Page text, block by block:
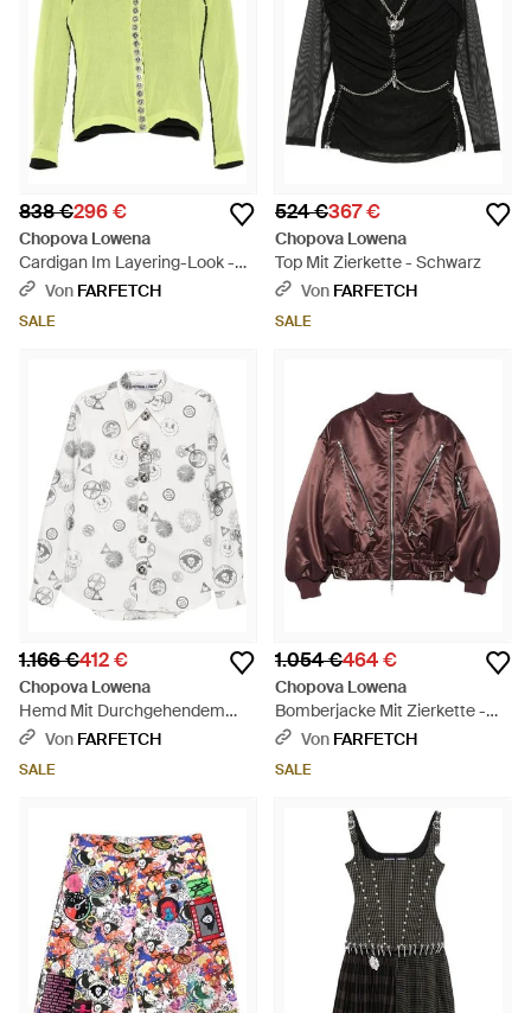
838 €296 €
Chopova Lowena
Cardigan Im Layering-Look -
GrünVon FARFETCH
SALE
524 €367 €
Chopova Lowena
Top Mit Zierkette - Schwarz
Von FARFETCH
SALE
1.166 €412 €
Chopova Lowena
Hemd Mit Durchgehendem
Print - Weiß
Von FARFETCH
SALE
1.054 €464 €
Chopova Lowena
Bomberjacke Mit Zierkette -
Braun
Von FARFETCH
SALE